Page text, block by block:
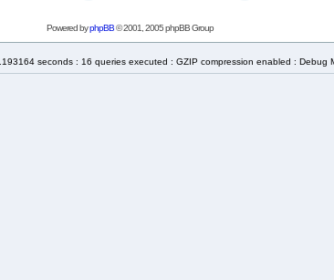
Powered byphpBB© 2001, 2005 phpBB Group
seconds : 16 queries executed : GZIP compression enabled : Debug